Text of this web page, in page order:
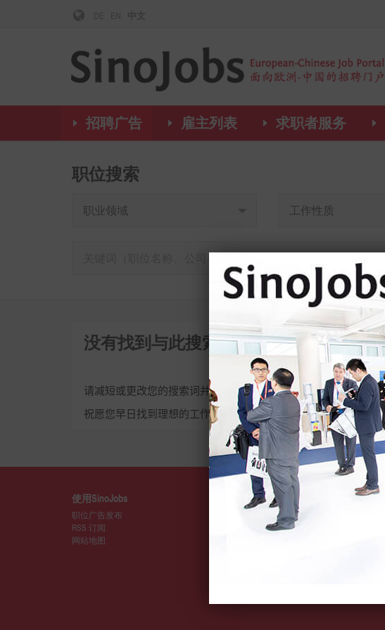
招聘广告 雇主列表 求职者服务
职位搜索
职业领域 工作性质
没有找到与此搜索词相关的招聘广告
请减短或更改您的搜索词并重新尝试。
祝愿您早日找到理想的工作，前途似锦！
使用SinoJobs
职位广告发布
RSS 订阅
网站地图
详情
关于SinoJobs
媒体